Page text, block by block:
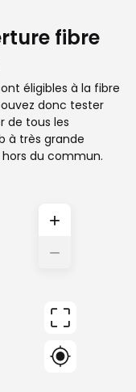
fibre
éligibles à la fibre
donc tester
de tous les
à très grande
du commun.
+
−